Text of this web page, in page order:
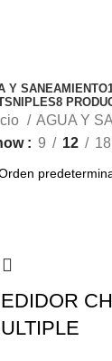
Y SANEAMIENTO
NIPLES8
AGUA Y
9 12 18